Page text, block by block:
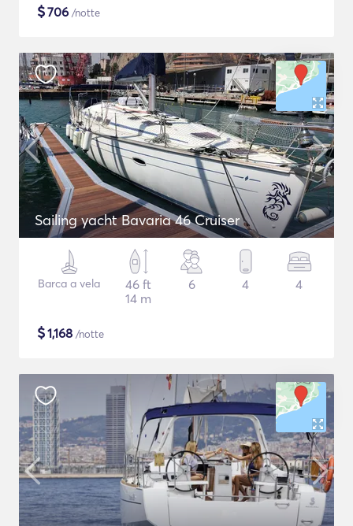
$706 /notte
Sailing yacht Bavaria 46 Cruiser
Barca a vela
46 ft
14 m
6 4 4
$1,168 /notte